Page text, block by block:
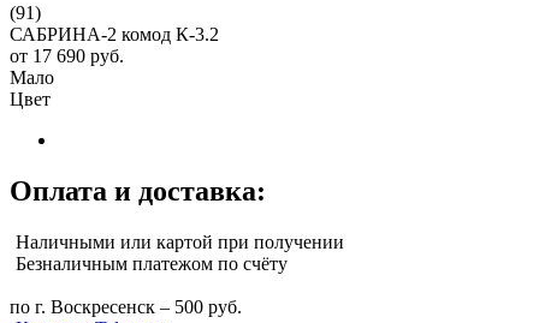
(91)
САБРИНА-2 комод К-3.2
от 17 690 руб.
Мало
Цвет
Оплата и доставка:
Наличными или картой при получении
Безналичным платежом по счёту
по г. Воскресенск – 500 руб.